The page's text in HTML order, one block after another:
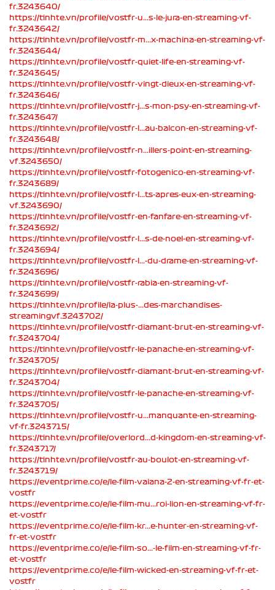
fr.3243640/
https://tinhte.vn/profile/vostfr-u...s-le-jura-en-streaming-vf-
fr.3243642/
https://tinhte.vn/profile/vostfr-m...x-machina-en-streaming-vf-
fr.3243644/
https://tinhte.vn/profile/vostfr-quiet-life-en-streaming-vf-
fr.3243645/
https://tinhte.vn/profile/vostfr-vingt-dieux-en-streaming-vf-
fr.3243646/
https://tinhte.vn/profile/vostfr-j...s-mon-psy-en-streaming-vf-
fr.3243647/
https://tinhte.vn/profile/vostfr-l...au-balcon-en-streaming-vf-
fr.3243648/
https://tinhte.vn/profile/vostfr-n...illers-point-en-streaming-
vf.3243650/
https://tinhte.vn/profile/vostfr-fotogenico-en-streaming-vf-
fr.3243689/
https://tinhte.vn/profile/vostfr-l...ts-apres-eux-en-streaming-
vf.3243690/
https://tinhte.vn/profile/vostfr-en-fanfare-en-streaming-vf-
fr.3243692/
https://tinhte.vn/profile/vostfr-l...s-de-noel-en-streaming-vf-
fr.3243694/
https://tinhte.vn/profile/vostfr-l...-du-drame-en-streaming-vf-
fr.3243696/
https://tinhte.vn/profile/vostfr-rabia-en-streaming-vf-
fr.3243699/
https://tinhte.vn/profile/la-plus-...des-marchandises-
streamingvf.3243702/
https://tinhte.vn/profile/vostfr-diamant-brut-en-streaming-vf-
fr.3243704/
https://tinhte.vn/profile/vostfr-le-panache-en-streaming-vf-
fr.3243705/
https://tinhte.vn/profile/vostfr-diamant-brut-en-streaming-vf-
fr.3243704/
https://tinhte.vn/profile/vostfr-le-panache-en-streaming-vf-
fr.3243705/
https://tinhte.vn/profile/vostfr-u...manquante-en-streaming-
vf-fr.3243715/
https://tinhte.vn/profile/overlord...d-kingdom-en-streaming-vf-
fr.3243717/
https://tinhte.vn/profile/vostfr-au-boulot-en-streaming-vf-
fr.3243719/
https://eventprime.co/e/le-film-vaiana-2-en-streaming-vf-fr-et-
vostfr
https://eventprime.co/e/le-film-mu...roi-lion-en-streaming-vf-fr-
et-vostfr
https://eventprime.co/e/le-film-kr...e-hunter-en-streaming-vf-
fr-et-vostfr
https://eventprime.co/e/le-film-so...-le-film-en-streaming-vf-fr-
et-vostfr
https://eventprime.co/e/le-film-wicked-en-streaming-vf-fr-et-
vostfr